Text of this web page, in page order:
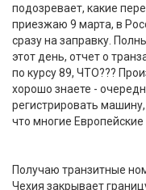
подозревает, какие
приезжаю 9 марта, в
сразу на заправку.
этот день, отчет о
по курсу 89, ЧТО???
хорошо знаете -
регистрировать
что многие
Получаю транзитные
Чехия закрывает